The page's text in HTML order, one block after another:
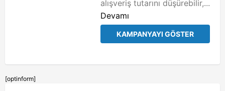
alışveriş tutarını düşürebilir,...
Devamı
KAMPANYAYI GÖSTER
[optinform]